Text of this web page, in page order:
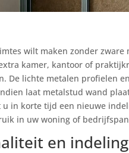
wilt maken zonder zware
kamer, kantoor of
De lichte metalen profielen
laat metalstud wand
u in korte tijd een nieuwe
in uw woning of
en